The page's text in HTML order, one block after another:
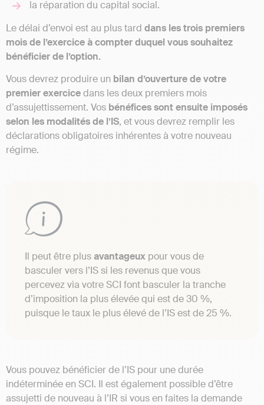
la réparation du capital social.
Le délai d’envoi est au plus tard dans les trois premiers
mois de l’exercice à compter duquel vous souhaitez
bénéficier de l’option.
Vous devrez produire un bilan d’ouverture de votre
premier exercicedans les deux premiers mois
d’assujettissement. Vos bénéfices sont ensuite imposés
selon les modalités de l’IS, et vous devrez remplir les
déclarations obligatoires inhérentes à votre nouveau
régime.
Il peut être plusavantageux pour vous de
basculer vers l’IS si les revenus que vous
percevez via votre SCI font basculer la tranche
d’imposition la plus élevée qui est de 30 %,
puisque le taux le plus élevé de l’IS est de 25 %.
Vous pouvez bénéficier de l’IS pour une durée
indéterminée en SCI. Il est également possible d’être
assujetti de nouveau à l’IR si vous en faites la demande